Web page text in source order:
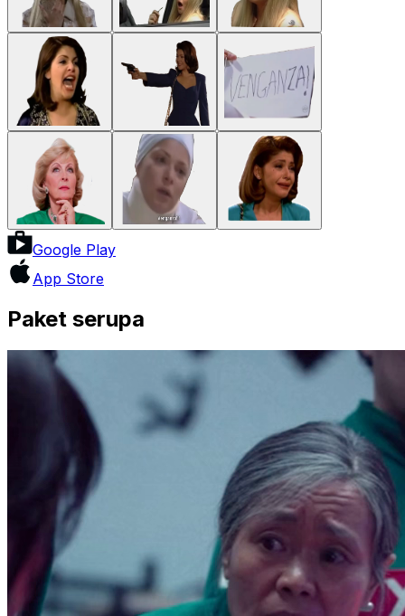
Google Play
App Store
Paket serupa